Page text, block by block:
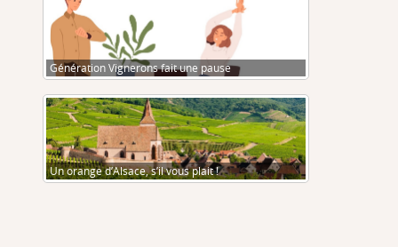
Génération Vignerons fait une pause
Un orange d’Alsace, s’il vous plait !